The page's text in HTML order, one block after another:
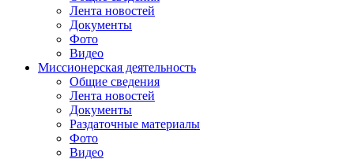
Лента новостей
Документы
Фото
Видео
Миссионерская деятельность
Общие сведения
Лента новостей
Документы
Раздаточные материалы
Фото
Видео